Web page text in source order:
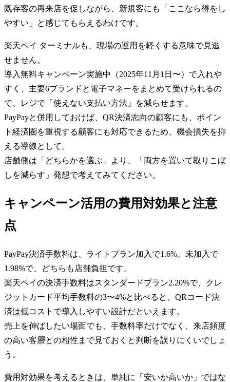
既存客の再来店を促しながら、新規客にも「ここなら得をし
やすい」と感じてもらえるわけです。
楽天ペイ ターミナルも、現場の運用を軽くする意味で見逃
せません。
導入無料キャンペーン実施中（2025年11月1日〜）で入れや
すく、主要6ブランドと電子マネーをまとめて受けられるの
で、レジで「使えない支払い方法」を減らせます。
PayPayと併用しておけば、QR決済志向の顧客にも、ポイン
ト経済圏を重視する顧客にも対応できるため、機会損失を抑
える導線として。
店舗側は「どちらかを選ぶ」より、「両方を置いて取りこぼ
しを減らす」発想で考えてみてください。
キャンペーン活用の費用対効果と注意
点
PayPay決済手数料は、ライトプラン加入で1.6%、未加入で
1.98%で、どちらも店舗負担です。
楽天ペイの決済手数料はスタンダードプラン2.20%で、クレ
ジットカード平均手数料の3〜4%と比べると、QRコード決
済は低コストで導入しやすい設計だといえます。
売上を伸ばしたい場面でも、手数料率だけでなく、来店頻度
の高い客層との相性まで見ておくと判断を誤りにくいでしょ
う。
費用対効果を考えるときは、単純に「安いか高いか」ではな